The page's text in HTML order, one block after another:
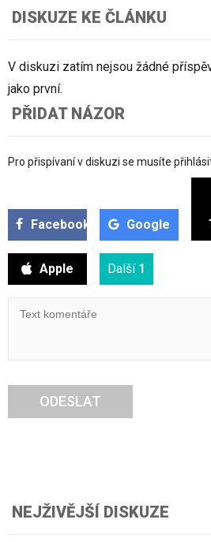
DISKUZE KE ČLÁNKU
V diskuzi zatím nejsou žádné
jako první.
PŘIDAT NÁZOR
Pro přispívaní v diskuzi se musíte
Facebook Google
Apple Další 1
ODESLAT
NEJŽIVĚJŠÍ DISKUZE